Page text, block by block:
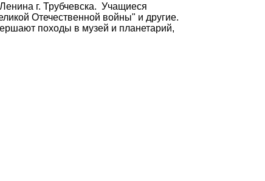
г. Трубчевска. Учащиеся
Отечественной войны" и другие.
походы в музей и планетарий,